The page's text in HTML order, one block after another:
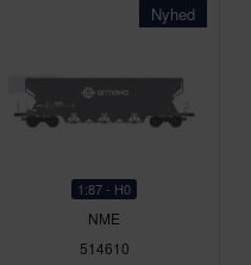
Nyhed
1:87 - H0
NME
514610